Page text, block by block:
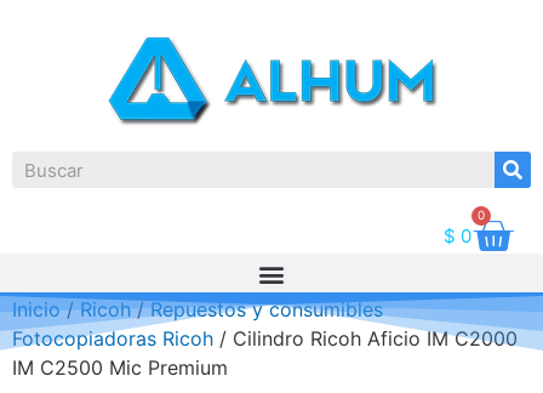
$ 0
0
Inicio/Ricoh/Repuestos y consumibles
Fotocopiadoras Ricoh / Cilindro Ricoh Aficio IM C2000
IM C2500 Mic Premium